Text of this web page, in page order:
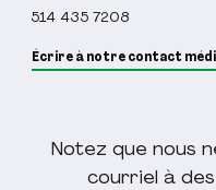
514 435 7208
Écrire à notre contact
Notez que nous
courriel à